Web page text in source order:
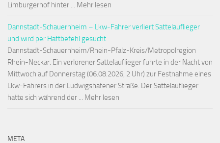
Limburgerhof hinter ... Mehr lesen
Dannstadt-Schauernheim – Lkw-Fahrer verliert Sattelauflieger
und wird per Haftbefehl gesucht
Dannstadt-Schauernheim/Rhein-Pfalz-Kreis/Metropolregion
Rhein-Neckar. Ein verlorener Sattelauflieger führte in der Nacht von
Mittwoch auf Donnerstag (06.08.2026, 2 Uhr) zur Festnahme eines
Lkw-Fahrers in der Ludwigshafener Straße. Der Sattelauflieger
hatte sich während der ... Mehr lesen
META